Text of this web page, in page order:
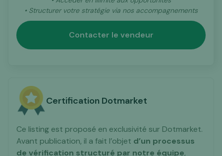
• Structurer votre stratégie via nos accompagnements
Contacter le vendeur
Certification Dotmarket
Ce listing est proposé en exclusivité sur Dotmarket.
Avant publication, il a fait l’objet d’un processus
de vérification structuré par notre équipe,